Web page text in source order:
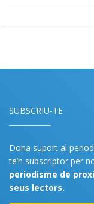
SUBSCRIU-TE
Dona suport al
te’n subscriptor per
periodisme de
seus lectors.